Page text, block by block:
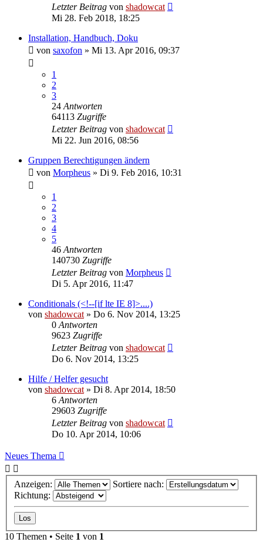
Letzter Beitrag von shadowcat
Mi 28. Feb 2018, 18:25
Installation, Handbuch, Doku
von saxofon » Mi 13. Apr 2016, 09:37
1
2
3
24 Antworten
64113 Zugriffe
Letzter Beitrag von shadowcat
Mi 22. Jun 2016, 08:56
Gruppen Berechtigungen ändern
von Morpheus » Di 9. Feb 2016, 10:31
1
2
3
4
5
46 Antworten
140730 Zugriffe
Letzter Beitrag von Morpheus
Di 5. Apr 2016, 11:47
Conditionals (<!--[if lte IE 8]>....)
von shadowcat » Do 6. Nov 2014, 13:25
0 Antworten
9623 Zugriffe
Letzter Beitrag von shadowcat
Do 6. Nov 2014, 13:25
Hilfe / Helfer gesucht
von shadowcat » Di 8. Apr 2014, 18:50
6 Antworten
29603 Zugriffe
Letzter Beitrag von shadowcat
Do 10. Apr 2014, 10:06
Neues Thema
Anzeigen:
Sortiere nach:
Richtung:
10 Themen • Seite 1 von 1